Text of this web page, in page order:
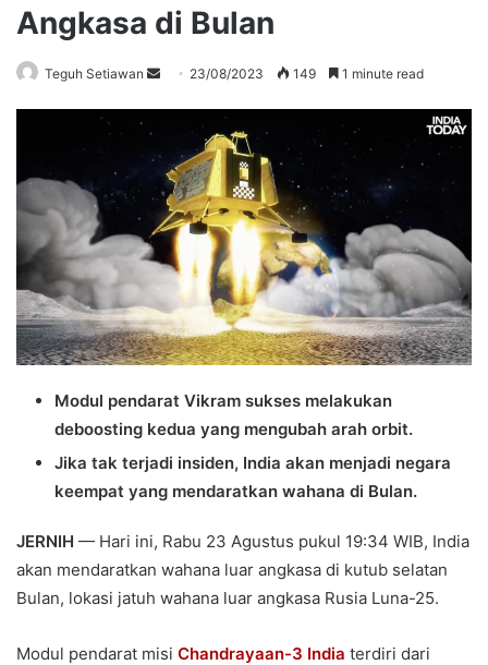
Angkasa di Bulan
Teguh Setiawan
Send 23/08/2023 149 1 minute read
Modul pendarat Vikram sukses melakukan
deboosting kedua yang mengubah arah orbit.
Jika tak terjadi insiden, India akan menjadi negara
keempat yang mendaratkan wahana di Bulan.
JERNIH — Hari ini, Rabu 23 Agustus pukul 19:34 WIB, India
akan mendaratkan wahana luar angkasa di kutub selatan
Bulan, lokasi jatuh wahana luar angkasa Rusia Luna-25.
Modul pendarat misi Chandrayaan-3 India terdiri dari